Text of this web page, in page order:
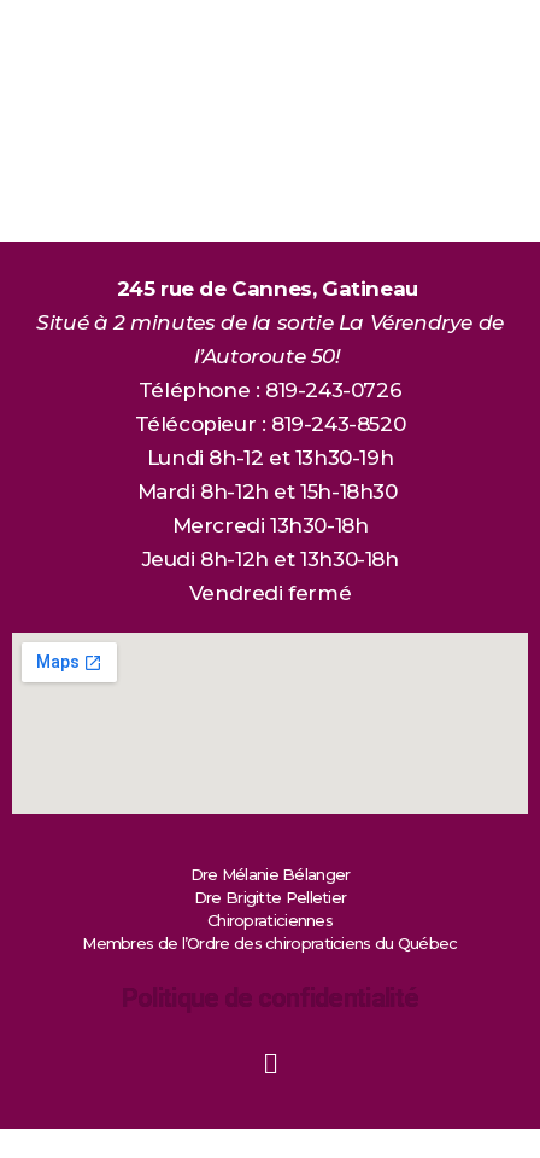
245 rue de Cannes, Gatineau
Situé à 2 minutes de la sortie La Vérendrye de
l’Autoroute 50!
Téléphone : 819-243-0726
Télécopieur : 819-243-8520
Lundi 8h-12 et 13h30-19h
Mardi 8h-12h et 15h-18h30
Mercredi 13h30-18h
Jeudi 8h-12h et 13h30-18h
Vendredi fermé
Dre Mélanie Bélanger
Dre Brigitte Pelletier
Chiropraticiennes
Membres de l’Ordre des chiropraticiens du Québec
Politique de confidentialité